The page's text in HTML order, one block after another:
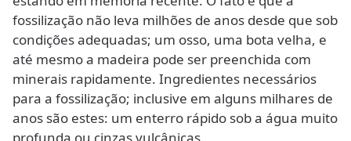
fossilização não leva milhões de anos desde que sob
condições adequadas; um osso, uma bota velha, e
até mesmo a madeira pode ser preenchida com
minerais rapidamente. Ingredientes necessários
para a fossilização; inclusive em alguns milhares de
anos são estes: um enterro rápido sob a água muito